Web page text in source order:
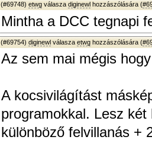
(#69748) etwg válasza diginewl hozzászólására (
Mintha a DCC tegnapi
(#69754) diginewl válasza etwg hozzászólására (
Az sem mai mégis
A kocsivilágítást
programokkal. Lesz
különböző felvillanás +